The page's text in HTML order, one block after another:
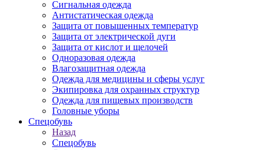
Сигнальная одежда
Антистатическая одежда
Защита от повышенных температур
Защита от электрической дуги
Защита от кислот и щелочей
Одноразовая одежда
Влагозащитная одежда
Одежда для медицины и сферы услуг
Экипировка для охранных структур
Одежда для пищевых производств
Головные уборы
Спецобувь
Назад
Спецобувь